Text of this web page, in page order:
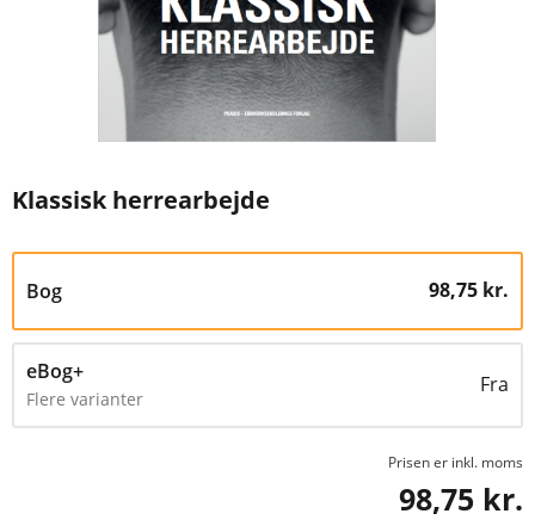
Klassisk herrearbejde
Bog 98,75 kr.
eBog+
Flere varianter
Fra
Prisen er inkl. moms
98,75 kr.